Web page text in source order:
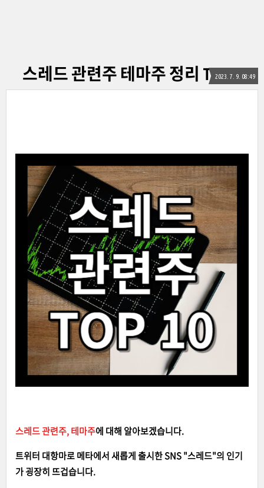
스레드 관련주 테마주 정리 TOP10
2023. 7. 9. 08:49
스레드 관련주, 테마주에 대해 알아보겠습니다.
트위터 대항마로 메타에서 새롭게 출시한 SNS "스레드"의 인기
가 굉장히 뜨겁습니다.